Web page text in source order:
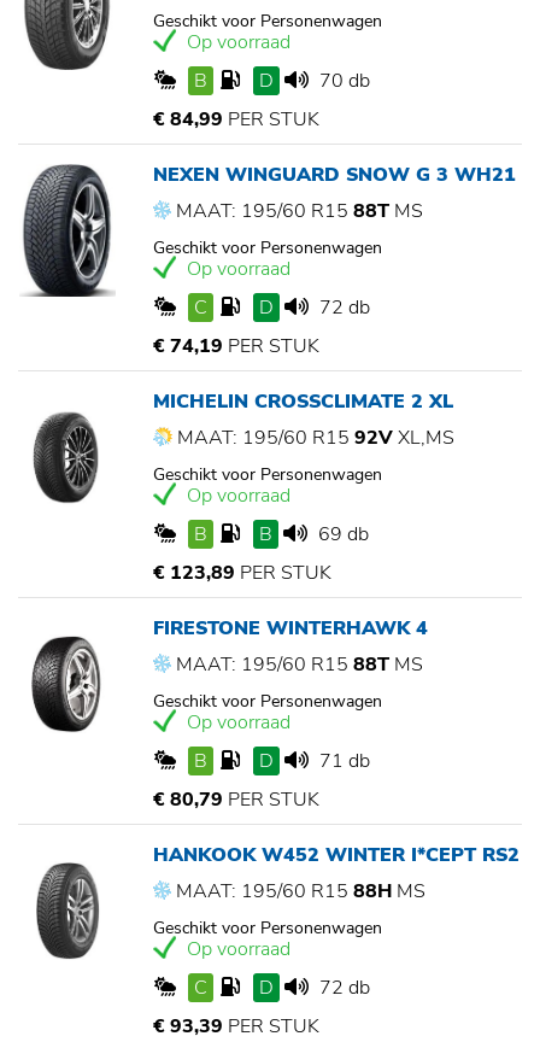
Geschikt voor Personenwagen
Op voorraad
B
D
70 db
€ 84,99 PER STUK
NEXEN WINGUARD SNOW G 3 WH21
MAAT: 195/60 R15 88T MS
Geschikt voor Personenwagen
Op voorraad
C
D
72 db
€ 74,19 PER STUK
MICHELIN CROSSCLIMATE 2 XL
MAAT: 195/60 R15 92VXL,MS
Geschikt voor Personenwagen
Op voorraad
B
B
69 db
€ 123,89 PER STUK
FIRESTONE WINTERHAWK 4
MAAT: 195/60 R15 88T MS
Geschikt voor Personenwagen
Op voorraad
B
D
71 db
€ 80,79 PER STUK
HANKOOK W452 WINTER I*CEPT RS2
MAAT: 195/60 R15 88H MS
Geschikt voor Personenwagen
Op voorraad
C
D
72 db
€ 93,39 PER STUK